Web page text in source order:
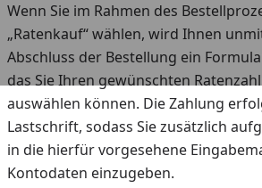
Wenn Sie im Rahmen des
„Ratenkauf“ wählen, wird Ihnen
Abschluss der Bestellung ein
das Sie Ihren gewünschten
auswählen können. Die Zahlung
Lastschrift, sodass Sie zusätzlich
in die hierfür vorgesehene
Kontodaten einzugeben.